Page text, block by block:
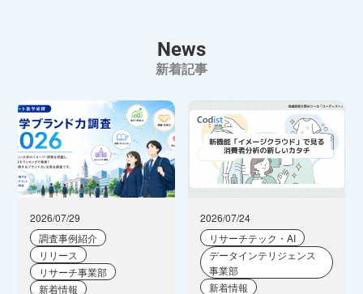
News
新着記事
2026/07/29
調査事例紹介
リリース
リサーチ事業部
新着情報
2026/07/24
リサーチテック・AI
データインテリジェンス
事業部
新着情報